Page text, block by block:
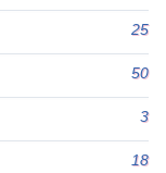
25
50
3
18